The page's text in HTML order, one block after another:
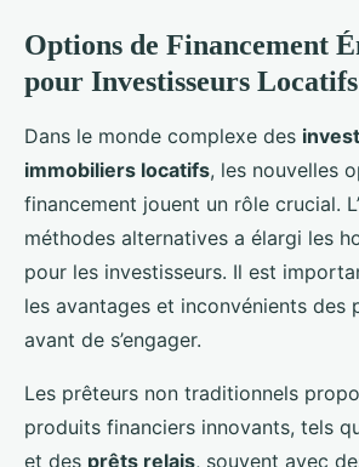
Options de Financement
pour Investisseurs Locatifs
Dans le monde complexe des
immobiliers locatifs, les nouvelles
financement jouent un rôle crucial.
méthodes alternatives a élargi les
pour les investisseurs. Il est
les avantages et inconvénients des
avant de s’engager.
Les prêteurs non traditionnels
produits financiers innovants, tels
et des prêts relais, souvent avec